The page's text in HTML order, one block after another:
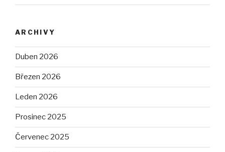
ARCHIVY
Duben 2026
Březen 2026
Leden 2026
Prosinec 2025
Červenec 2025